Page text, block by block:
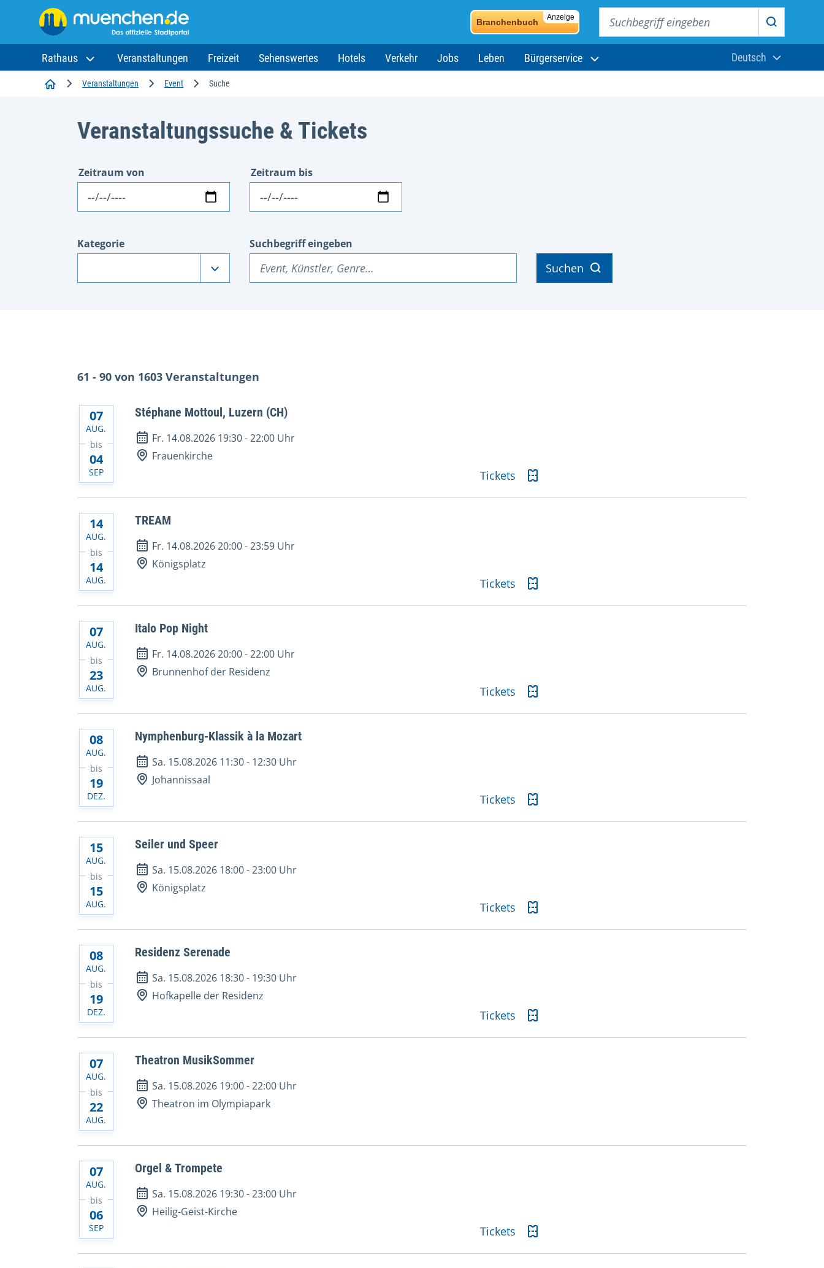
Anzeige
Branchenbuch
Suchen
Rathaus Veranstaltungen Freizeit Sehenswertes Hotels Verkehr Jobs Leben Bürgerservice
Aktuelle
Deutsch
StartseiteVeranstaltungen Event Suche
Veranstaltungssuche & Tickets
Zeitraum von
Zeitraum bis
Kategorie Suchbegriff eingeben
Suchen
61 - 90 von 1603 Veranstaltungen
07
AUG.
bis
04
SEP
Stéphane Mottoul, Luzern (CH)
Fr. 14.08.2026 19:30-22:00 Uhr
Frauenkirche
Tickets
14
AUG.
bis
14
AUG.
TREAM
Fr. 14.08.2026 20:00-23:59 Uhr
Königsplatz
Tickets
07
AUG.
bis
23
AUG.
Italo Pop Night
Fr. 14.08.2026 20:00-22:00 Uhr
Brunnenhof der Residenz
Tickets
08
AUG.
bis
19
DEZ.
Nymphenburg-Klassik à la Mozart
Sa. 15.08.2026 11:30- 12:30 Uhr
Johannissaal
Tickets
15
AUG.
bis
15
AUG.
Seiler und Speer
Sa. 15.08.2026 18:00-23:00 Uhr
Königsplatz
Tickets
08
AUG.
bis
19
DEZ.
Residenz Serenade
Sa. 15.08.2026 18:30- 19:30 Uhr
Hofkapelle der Residenz
Tickets
07
AUG.
bis
22
AUG.
Theatron MusikSommer
Sa. 15.08.2026 19:00-22:00 Uhr
Theatron im Olympiapark
07
AUG.
bis
06
SEP
Orgel & Trompete
Sa. 15.08.2026 19:30-23:00 Uhr
Heilig-Geist-Kirche
Tickets